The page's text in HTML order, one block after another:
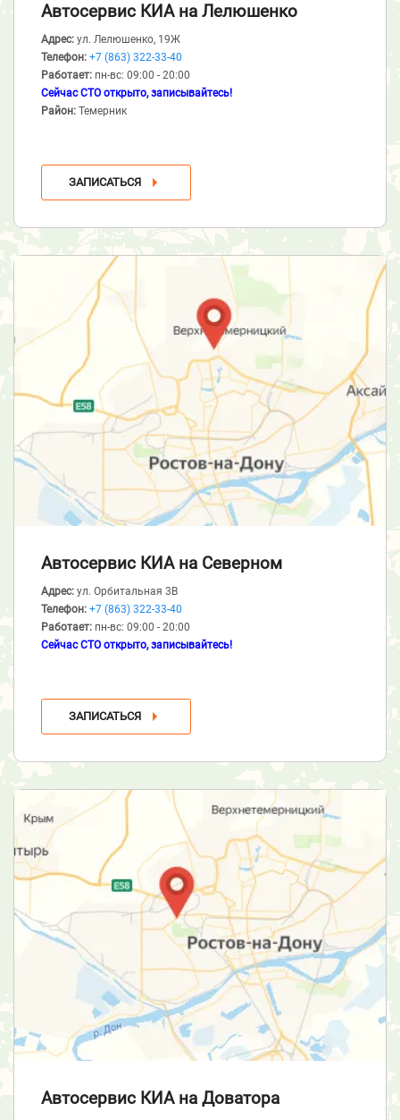
Автосервис КИА на Лелюшенко
Адрес: ул. Лелюшенко, 19Ж
Телефон: +7 (863) 322-33-40
Работает: пн-вс: 09:00 - 20:00
Сейчас СТО открыто, записывайтесь!
Район: Темерник
ЗАПИСАТЬСЯ
Автосервис КИА на Северном
Адрес: ул. Орбитальная 3В
Телефон: +7 (863) 322-33-40
Работает: пн-вс: 09:00 - 20:00
Сейчас СТО открыто, записывайтесь!
ЗАПИСАТЬСЯ
Автосервис КИА на Доватора